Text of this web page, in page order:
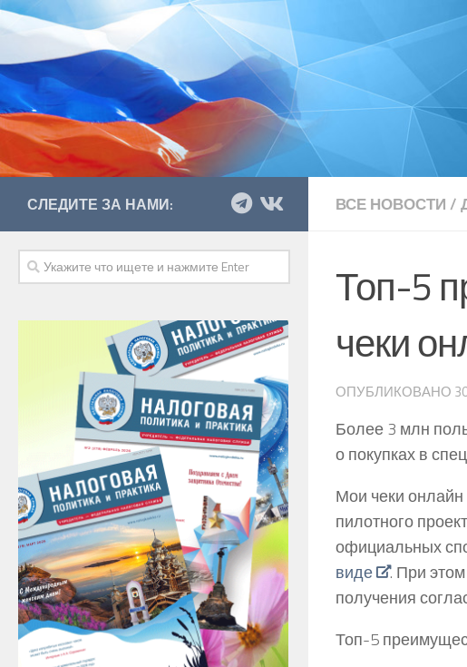
ВСЕ НОВОСТИ/
Топ-5
чеки
ОПУБЛИКОВАНО
Более 3 млн
о покупках в
Мои чеки онлайн
пилотного
официальных
виде
. При
получения
Топ-5
СЛЕДИТЕ ЗА НАМИ: